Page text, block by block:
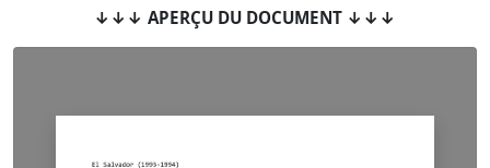
↓↓↓ APERÇU DU DOCUMENT ↓↓↓